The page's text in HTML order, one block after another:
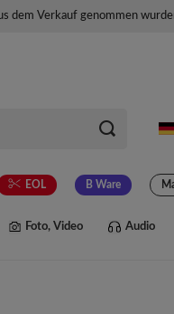
dem Verkauf genommen
EOL B Ware
Foto, Video Audio